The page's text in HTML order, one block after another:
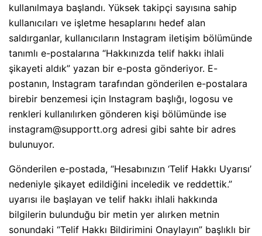
kullanılmaya başlandı. Yüksek takipçi sayısına sahip
kullanıcıları ve işletme hesaplarını hedef alan
saldırganlar, kullanıcıların Instagram iletişim bölümünde
tanımlı e-postalarına “Hakkınızda telif hakkı ihlali
şikayeti aldık” yazan bir e-posta gönderiyor. E-
postanın, Instagram tarafından gönderilen e-postalara
birebir benzemesi için Instagram başlığı, logosu ve
renkleri kullanılırken gönderen kişi bölümünde ise
instagram@supportt.org adresi gibi sahte bir adres
bulunuyor.
Gönderilen e-postada, “Hesabınızın ‘Telif Hakkı Uyarısı’
nedeniyle şikayet edildiğini inceledik ve reddettik.”
uyarısı ile başlayan ve telif hakkı ihlali hakkında
bilgilerin bulunduğu bir metin yer alırken metnin
sonundaki “Telif Hakkı Bildirimini Onaylayın” başlıklı bir